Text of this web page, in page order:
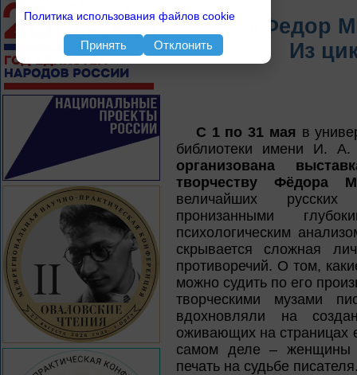
«Федор
Из
С 1 по 31 мая в
библиотеки имени И.
организована
творчеству Фёдора
величайших
пронизанными
психологическим
скрывается сложная
противоречий. О том,
можно судить по его
творческими музами
вдохновляли на
оживающих на страницах
самом деле – женщины
печать на судьбе
Политика использования файлов cookie
Принять Отклонить